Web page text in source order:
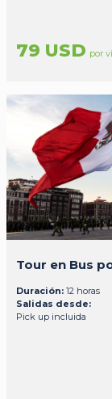
79 USD por
Tour en Bus
Duración: 12 horas
Salidas desde:
Pick up incluida